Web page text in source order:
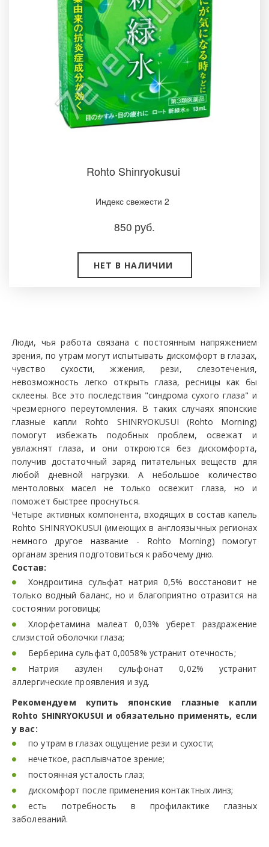
Rohto Shinryokusui
Индекс свежести 2
850 руб.
НЕТ В НАЛИЧИИ
Люди, чья работа связана с постоянным напряжением
зрения, по утрам могут испытывать дискомфорт в глазах,
чувство сухости, жжения, рези, слезотечения,
невозможность легко открыть глаза, ресницы как бы
склеены. Все это последствия "синдрома сухого глаза" и
чрезмерного переутомления. В таких случаях японские
глазные капли Rohto SHINRYOKUSUI (Rohto Morning)
помогут избежать подобных проблем, освежат и
увлажнят глаза, и они откроются без дискомфорта,
получив достаточный заряд питательных веществ для
любой дневной нагрузки. А небольшое количество
ментоловых масел не только освежит глаза, но и
поможет быстрее проснуться.
Четыре активных компонента, входящих в состав капель
Rohto SHINRYOKUSUI (имеющих в англоязычных регионах
немного другое название - Rohto Morning) помогут
органам зрения подготовиться к рабочему дню.
Состав:
Хондроитина сульфат натрия 0,5% восстановит не
только водный баланс, но и благоприятно отразится на
состоянии роговицы;
Хлорфетамина малеат 0,03% уберет раздражение
слизистой оболочки глаза;
Берберина сульфат 0,0058% устранит отечность;
Натрия азулен сульфонат 0,02% устранит
аллергические проявления и зуд.
Рекомендуем купить японские глазные капли
Rohto SHINRYOKUSUI и обязательно применять, если
у вас:
по утрам в глазах ощущение рези и сухости;
нечеткое, расплывчатое зрение;
постоянная усталость глаз;
дискомфорт после применения контактных линз;
есть потребность в профилактике глазных
заболеваний.